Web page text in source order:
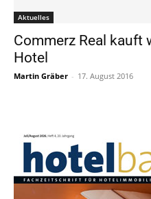
Aktuelles
Commerz Real kauft
Hotel
Martin Gräber - 17. August 2016